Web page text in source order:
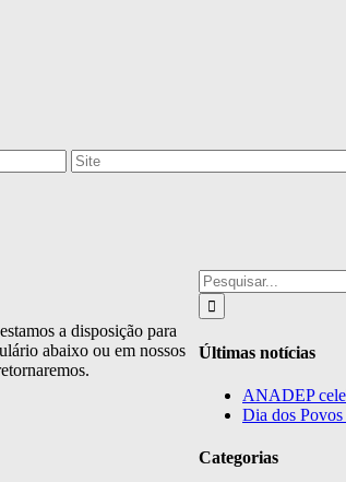
Buscar
resultados
para:
Últimas notícias
ANADEP
Dia dos
Categorias
a disposição para
abaixo ou em nossos